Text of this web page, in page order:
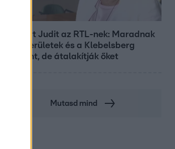
Lannert Judit az RTL-nek: Maradnak
a tankerületek és a Klebelsberg
Központ, de átalakítják őket
Mutasd mind